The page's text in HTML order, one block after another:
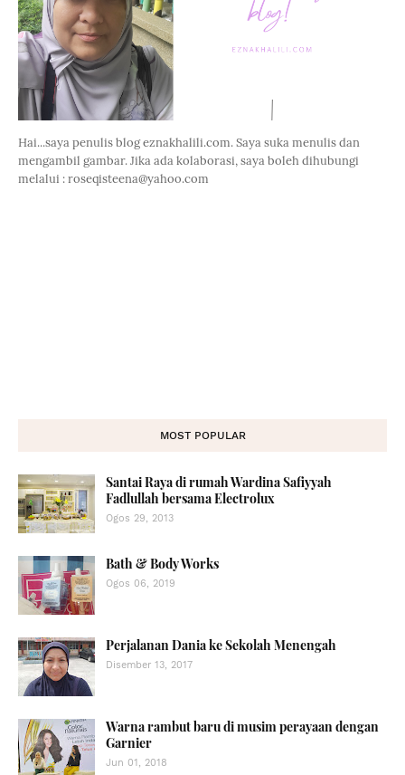
Hai...saya penulis blog eznakhalili.com. Saya suka menulis dan
mengambil gambar. Jika ada kolaborasi, saya boleh dihubungi
melalui : roseqisteena@yahoo.com
MOST POPULAR
Santai Raya di rumah Wardina Safiyyah
Fadlullah bersama Electrolux
Ogos 29, 2013
Bath & Body Works
Ogos 06, 2019
Perjalanan Dania ke Sekolah Menengah
Disember 13, 2017
Warna rambut baru di musim perayaan dengan
Garnier
Jun 01, 2018